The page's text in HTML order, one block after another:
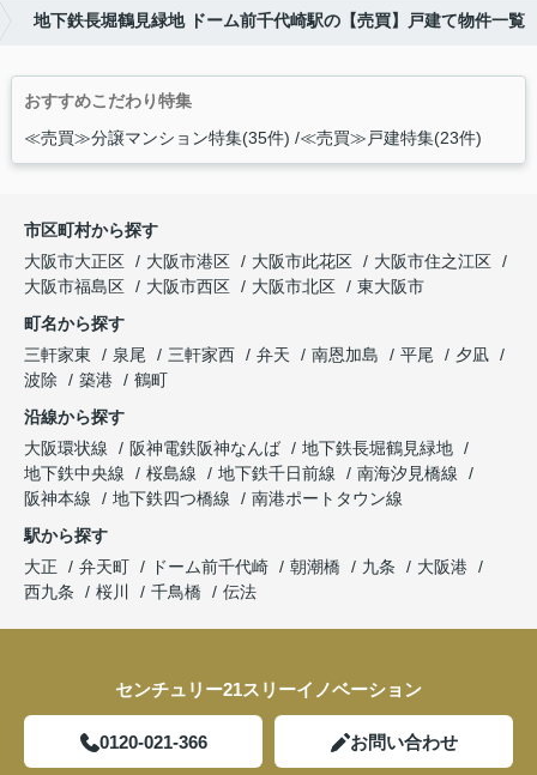
地下鉄長堀鶴見緑地 ドーム前千代崎駅の【売買】戸建て物件一覧
おすすめこだわり特集
≪売買≫分譲マンション特集(35件) ≪売買≫戸建特集(23件)
市区町村から探す
大阪市大正区
大阪市港区 大阪市此花区
大阪市住之江区
大阪市福島区
大阪市西区 大阪市北区
東大阪市
町名から探す
三軒家東
泉尾 三軒家西 弁天 南恩加島 平尾
夕凪
波除
築港
鶴町
沿線から探す
大阪環状線
阪神電鉄阪神なんば
地下鉄長堀鶴見緑地
地下鉄中央線
桜島線 地下鉄千日前線
南海汐見橋線
阪神本線
地下鉄四つ橋線
南港ポートタウン線
駅から探す
大正
弁天町 ドーム前千代崎 朝潮橋 九条
大阪港
西九条
桜川 千鳥橋 伝法
センチュリー21スリーイノベーション
0120-021-366 お問い合わせ